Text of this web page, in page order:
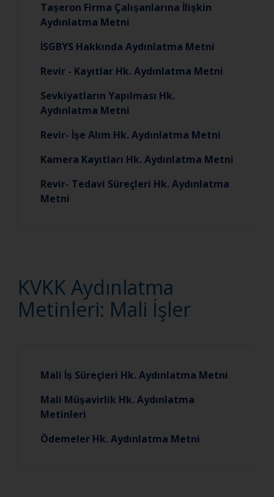
Taşeron Firma Çalışanlarına İlişkin
Aydınlatma Metni
İSGBYS Hakkında Aydınlatma Metni
Revir - Kayıtlar Hk. Aydınlatma Metni
Sevkiyatların Yapılması Hk.
Aydınlatma Metni
Revir- İşe Alım Hk. Aydınlatma Metni
Kamera Kayıtları Hk. Aydınlatma Metni
Revir- Tedavi Süreçleri Hk. Aydınlatma
Metni
KVKK Aydınlatma
Metinleri: Mali İşler
Mali İş Süreçleri Hk. Aydınlatma Metni
Mali Müşavirlik Hk. Aydınlatma
Metinleri
Ödemeler Hk. Aydınlatma Metni